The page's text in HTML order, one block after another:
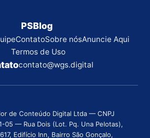
PSBlog
ContatoSobre nósAnuncie Aqui
Termos de Uso
contato@wgs.digital
de Conteúdo Digital Ltda — CNPJ
05 — Rua Dois (Lot. Pq. Una Pelotas),
Edifício Inn, Bairro São Gonçalo,